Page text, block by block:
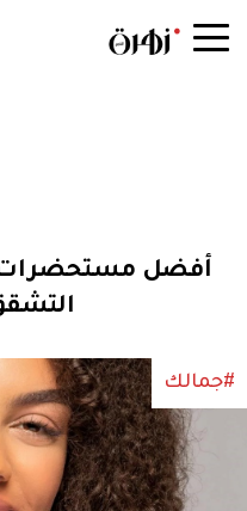
أفضل مستحضرات
#جمالك